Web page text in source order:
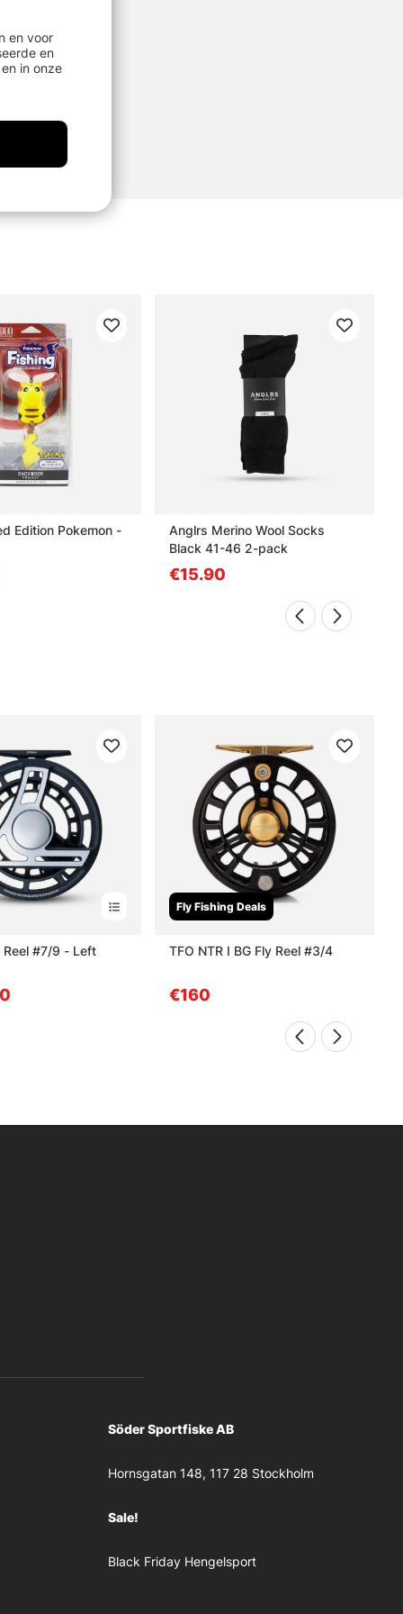
Edition Pokemon -
Anglrs Merino Wool Socks
Black 41-46 2-pack
€15.90
Reel #7/9 - Left
Fly Fishing Deals
TFO NTR I BG Fly Reel #3/4
€160
Söder Sportfiske AB
Hornsgatan 148, 117 28 Stockholm
Sale!
Black Friday Hengelsport
en voor
en
en in onze